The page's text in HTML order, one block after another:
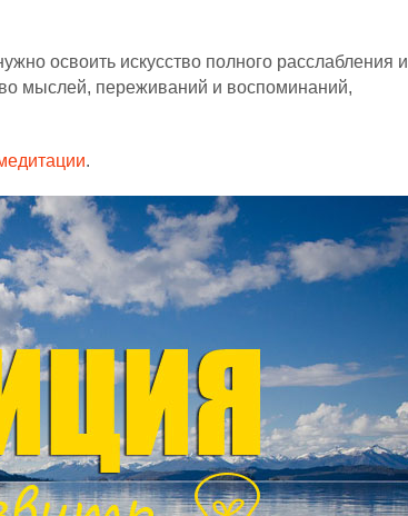
освоить искусство полного расслабления и
мыслей, переживаний и воспоминаний,
.